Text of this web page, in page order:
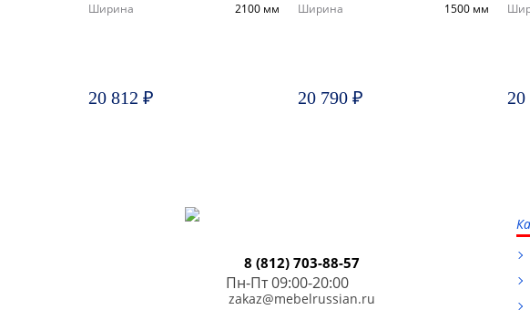
Ширина
2100 мм
20 812 ₽
Ширина
1500 мм
20 790 ₽ 20
8 (812) 703-88-57
Пн-Пт 09:00-20:00
zakaz@mebelrussian.ru